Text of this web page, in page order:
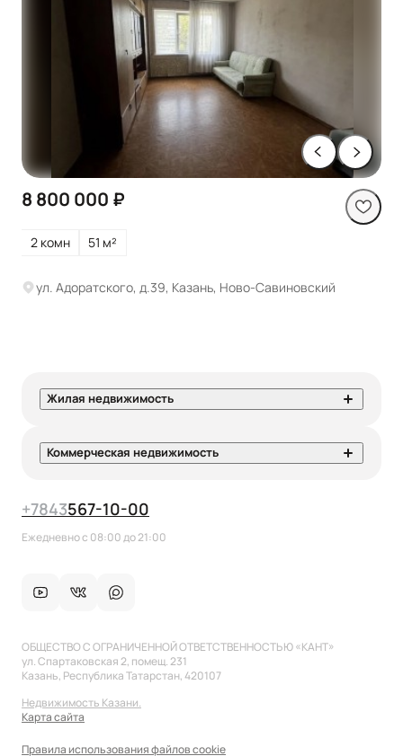
8 800 000 ₽
2 комн 51 м²
ул. Адоратского, д.39, Казань, Ново-Савиновский
Жилая недвижимость
Коммерческая недвижимость
+7843567-10-00
Ежедневно с 08:00 до 21:00
ОБЩЕСТВО С ОГРАНИЧЕННОЙ ОТВЕТСТВЕННОСТЬЮ «КАНТ»
ул. Спартаковская 2, помещ. 231
Казань, Республика Татарстан, 420107
Недвижимость Казани.
Карта сайта
Правила использования файлов cookie